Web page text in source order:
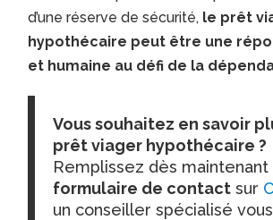
d’une réserve de sécurité, le prêt
hypothécaire peut être une
et humaine au défi de la
Vous souhaitez en savoir
prêt viager hypothécaire ?
Remplissez dès
formulaire de contact sur
un conseiller spécialisé